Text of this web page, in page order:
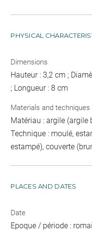
PHYSICAL
Dimensions
Hauteur : 3,2 cm ;
; Longueur : 8 cm
Materials and techniques
Matériau : argile (argile
Technique : moulé,
estampé), couverte
PLACES AND DATES
Date
Epoque / période :